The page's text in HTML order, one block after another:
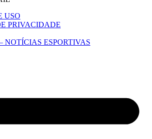
USO
PRIVACIDADE
NOTÍCIAS ESPORTIVAS